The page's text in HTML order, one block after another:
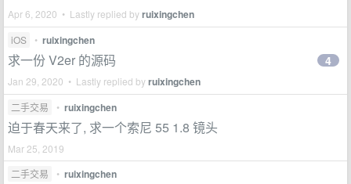
Apr 6, 2020 • Lastly replied byruixingchen
iOS • ruixingchen
求一份 V2er 的源码
Jan 29, 2020 • Lastly replied byruixingchen
4
二手交易 • ruixingchen
迫于春天来了, 求一个索尼 55 1.8 镜头
Mar 25, 2019
二手交易
• ruixingchen